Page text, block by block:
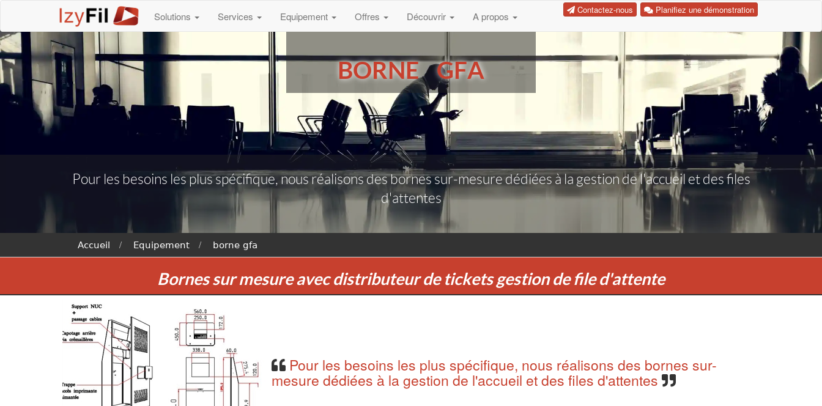
Planifiez une démonstration
Contactez-nous
Solutions Services Equipement Offres Découvrir A propos
BORNE GFA
Pour les besoins les plus spécifique, nous réalisons des bornes sur-mesure dédiées à la gestion de l'accueil et des files
d'attentes
Accueil Equipement borne gfa
Bornes sur mesure avec distributeur de tickets gestion de file d'attente
Pour les besoins les plus spécifique, nous réalisons des bornes sur-
mesure dédiées à la gestion de l'accueil et des files d'attentes